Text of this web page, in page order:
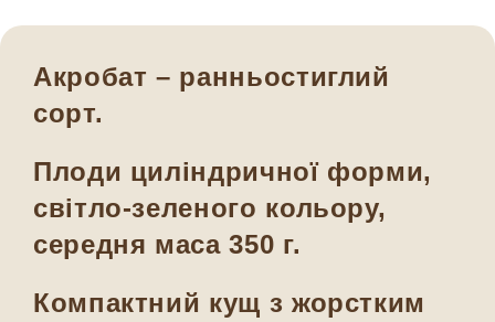
Акробат – ранньостиглий
сорт.
Плоди циліндричної форми,
світло-зеленого кольору,
середня маса 350 г.
Компактний кущ з жорстким